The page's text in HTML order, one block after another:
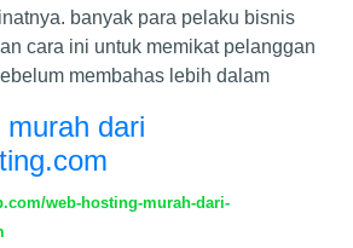
banyak para pelaku bisnis
cara ini untuk memikat pelanggan
membahas lebih dalam
dari
web-hosting-murah-dari-